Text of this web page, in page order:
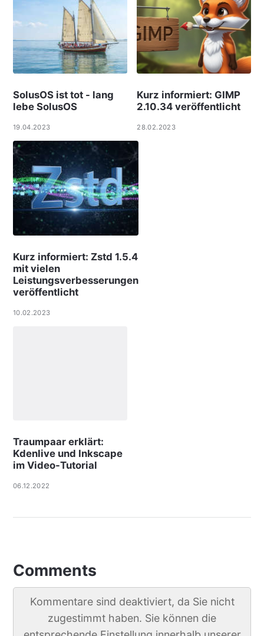
SolusOS ist tot - lang
lebe SolusOS
19.04.2023
Kurz informiert: GIMP
2.10.34 veröffentlicht
28.02.2023
Kurz informiert: Zstd 1.5.4
mit vielen
Leistungsverbesserungen
veröffentlicht
10.02.2023
Traumpaar erklärt:
Kdenlive und Inkscape
im Video-Tutorial
06.12.2022
Comments
Kommentare sind deaktiviert, da Sie nicht
zugestimmt haben. Sie können die